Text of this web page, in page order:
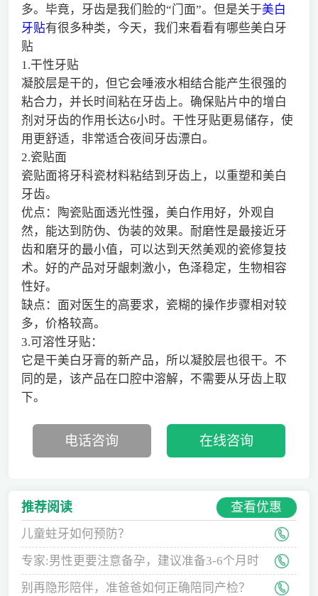
多。毕竟，牙齿是我们脸的“门面”。但是关于美白
牙贴有很多种类，今天，我们来看看有哪些美白牙
贴
1.干性牙贴
凝胶层是干的，但它会唾液水相结合能产生很强的
粘合力，并长时间粘在牙齿上。确保贴片中的增白
剂对牙齿的作用长达6小时。干性牙贴更易储存，使
用更舒适，非常适合夜间牙齿漂白。
2.瓷贴面
瓷贴面将牙科瓷材料粘结到牙齿上，以重塑和美白
牙齿。
优点：陶瓷贴面透光性强，美白作用好，外观自
然，能达到防伪、伪装的效果。耐磨性是最接近牙
齿和磨牙的最小值，可以达到天然美观的瓷修复技
术。好的产品对牙龈刺激小，色泽稳定，生物相容
性好。
缺点：面对医生的高要求，瓷糊的操作步骤相对较
多，价格较高。
3.可溶性牙贴：
它是干美白牙膏的新产品，所以凝胶层也很干。不
同的是，该产品在口腔中溶解，不需要从牙齿上取
下。
电话咨询 在线咨询
推荐阅读 查看优惠
儿童蛀牙如何预防？
专家:男性更要注意备孕，建议准备3-6个月时
间
别再隐形陪伴，准爸爸如何正确陪同产检？